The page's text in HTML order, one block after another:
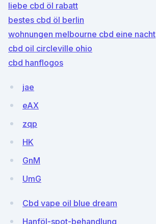
liebe cbd öl rabatt
bestes cbd öl berlin
wohnungen melbourne cbd eine nacht
cbd oil circleville ohio
cbd hanflogos
jae
eAX
zqp
HK
GnM
UmG
Cbd vape oil blue dream
Hanföl-spot-behandlung